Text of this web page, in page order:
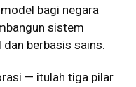
bagi negara
sistem
berbasis sains.
— itulah tiga pilar